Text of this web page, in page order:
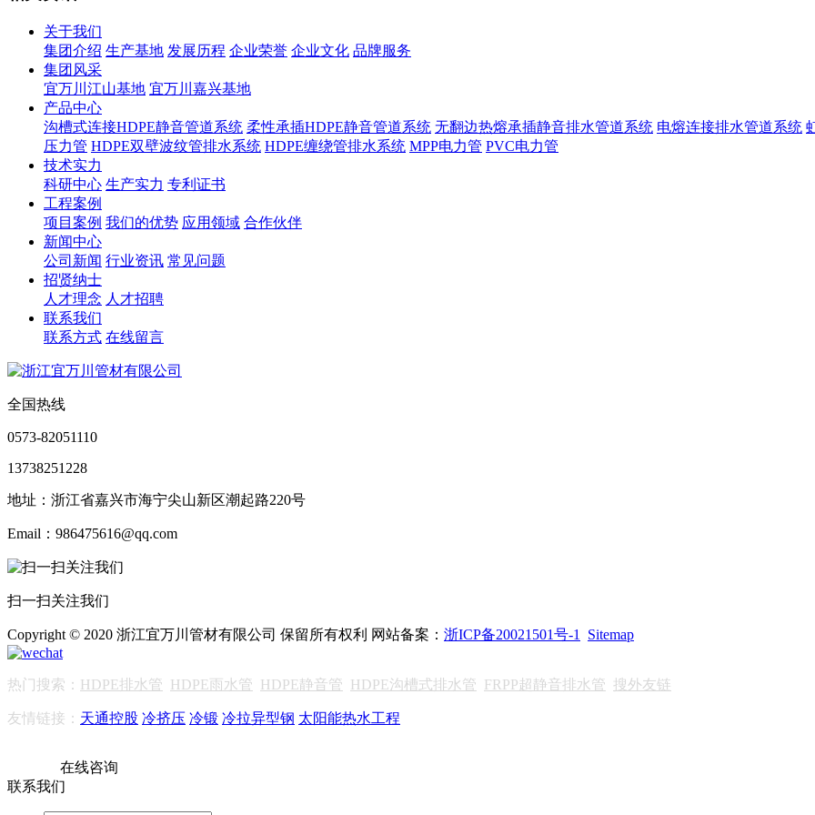
关于我们
集团介绍 生产基地 发展历程 企业荣誉 企业文化 品牌服务
集团风采
宜万川江山基地 宜万川嘉兴基地
产品中心
沟槽式连接HDPE静音管道系统 柔性承插HDPE静音管道系统 无翻边热熔承插静音排水管道系统 电熔连接排水管道系统
压力管 HDPE双壁波纹管排水系统 HDPE缠绕管排水系统 MPP电力管 PVC电力管
技术实力
科研中心 生产实力 专利证书
工程案例
项目案例 我们的优势 应用领域 合作伙伴
新闻中心
公司新闻 行业资讯 常见问题
招贤纳士
人才理念 人才招聘
联系我们
联系方式 在线留言
全国热线
0573-82051110
13738251228
地址：浙江省嘉兴市海宁尖山新区潮起路220号
Email：986475616@qq.com
扫一扫关注我们
Copyright © 2020 浙江宜万川管材有限公司 保留所有权利 网站备案： 浙ICP备20021501号-1 Sitemap
热门搜索： HDPE排水管 HDPE雨水管 HDPE静音管 HDPE沟槽式排水管 FRPP超静音排水管 搜外友链
友情链接： 天通控股 冷挤压 冷锻 冷拉异型钢 太阳能热水工程
在线咨询
联系我们